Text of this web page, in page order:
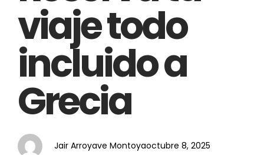
viaje todo
incluido a
Grecia
Jair Arroyave Montoyaoctubre 8, 2025